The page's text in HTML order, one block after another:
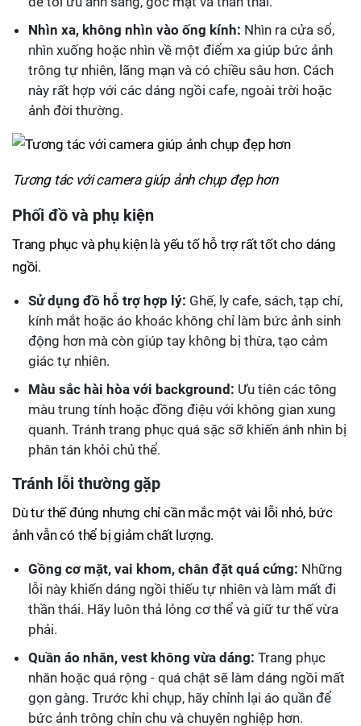
Nhìn xa, không nhìn vào ống kính: Nhìn ra cửa sổ,
nhìn xuống hoặc nhìn về một điểm xa giúp bức ảnh
trông tự nhiên, lãng mạn và có chiều sâu hơn. Cách
này rất hợp với các dáng ngồi cafe, ngoài trời hoặc
ảnh đời thường.
Tương tác với camera giúp ảnh chụp đẹp hơn
Phối đồ và phụ kiện
Trang phục và phụ kiện là yếu tố hỗ trợ rất tốt cho dáng
ngồi.
Sử dụng đồ hỗ trợ hợp lý: Ghế, ly cafe, sách, tạp chí,
kính mắt hoặc áo khoác không chỉ làm bức ảnh sinh
động hơn mà còn giúp tay không bị thừa, tạo cảm
giác tự nhiên.
Màu sắc hài hòa với background: Ưu tiên các tông
màu trung tính hoặc đồng điệu với không gian xung
quanh. Tránh trang phục quá sặc sỡ khiến ánh nhìn bị
phân tán khỏi chủ thể.
Tránh lỗi thường gặp
Dù tư thế đúng nhưng chỉ cần mắc một vài lỗi nhỏ, bức
ảnh vẫn có thể bị giảm chất lượng.
Gồng cơ mặt, vai khom, chân đặt quá cứng: Những
lỗi này khiến dáng ngồi thiếu tự nhiên và làm mất đi
thần thái. Hãy luôn thả lỏng cơ thể và giữ tư thế vừa
phải.
Quần áo nhăn, vest không vừa dáng: Trang phục
nhăn hoặc quá rộng - quá chật sẽ làm dáng ngồi mất
gọn gàng. Trước khi chụp, hãy chỉnh lại áo quần để
bức ảnh trông chỉn chu và chuyên nghiệp hơn.